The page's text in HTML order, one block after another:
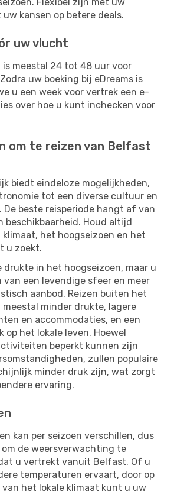
kansen op betere deals.
uw vlucht
is meestal 24 tot 48 uur voor
uw boeking bij eDreams is
u een week voor vertrek een e-
over hoe u kunt inchecken voor
om te reizen van Belfast
biedt eindeloze mogelijkheden,
tot een diverse cultuur en
beste reisperiode hangt af van
beschikbaarheid. Houd altijd
het hoogseizoen en het
u zoekt.
in het hoogseizoen, maar u
een levendige sfeer en meer
aanbod. Reizen buiten het
minder drukte, lagere
en accommodaties, en een
op het lokale leven. Hoewel
beperkt kunnen zijn
zullen populaire
minder druk zijn, wat zorgt
ervaring.
kan per seizoen verschillen, dus
de weersverwachting te
u vertrekt vanuit Belfast. Of u
temperaturen ervaart, door op
het lokale klimaat kunt u uw